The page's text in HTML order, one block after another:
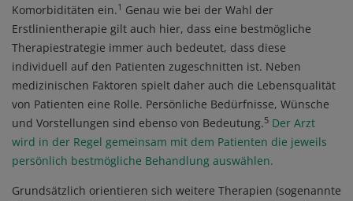
Komorbiditäten ein.1 Genau wie bei der Wahl der
Erstlinientherapie gilt auch hier, dass eine bestmögliche
Therapiestrategie immer auch bedeutet, dass diese
individuell auf den Patienten zugeschnitten ist. Neben
medizinischen Faktoren spielt daher auch die Lebensqualität
von Patienten eine Rolle. Persönliche Bedürfnisse, Wünsche
und Vorstellungen sind ebenso von Bedeutung.5 Der Arzt
wird in der Regel gemeinsam mit dem Patienten die jeweils
persönlich bestmögliche Behandlung auswählen.
Grundsätzlich orientieren sich weitere Therapien (sogenannte